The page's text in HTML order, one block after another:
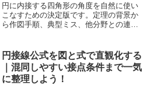
円に内接する四角形の角度を自然に使い
こなすための決定版です。定理の背景か
ら作図手順、典型ミス、他分野との連携
円接線公式を図と式で直観化する
｜混同しやすい接点条件まで一気
に整理しよう！